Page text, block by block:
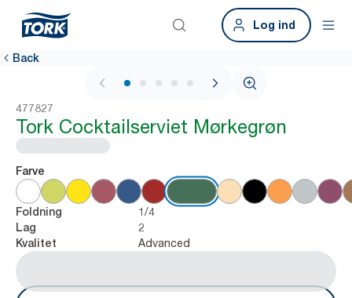
Log ind
Back
1 / 5
477827
Tork Cocktailserviet Mørkegrøn
Farve
Foldning 1/4
Lag 2
Kvalitet Advanced